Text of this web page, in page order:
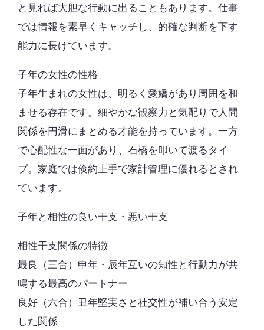
と見れば大胆な行動に出ることもあります。仕事
では情報を素早くキャッチし、的確な判断を下す
能力に長けています。
子年の女性の性格
子年生まれの女性は、明るく愛嬌があり周囲を和
ませる存在です。細やかな観察力と気配りで人間
関係を円滑にまとめる才能を持っています。一方
で心配性な一面があり、石橋を叩いて渡るタイ
プ。家庭では倹約上手で家計管理に優れるとされ
ています。
子年と相性の良い干支・悪い干支
相性干支関係の特徴
最良（三合）申年・辰年互いの知性と行動力が共
鳴する最高のパートナー
良好（六合）丑年堅実さと社交性が補い合う安定
した関係